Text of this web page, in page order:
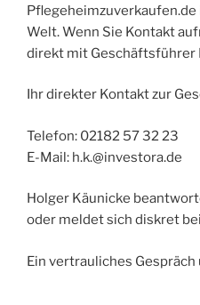
Pflegeheimzuverkaufen.de
Welt. Wenn Sie Kontakt
direkt mit Geschäftsführer
Ihr direkter Kontakt zur
Telefon: 02182 57 32 23
E-Mail: h.k.@investora.de
Holger Käunicke
oder meldet sich diskret
Ein vertrauliches